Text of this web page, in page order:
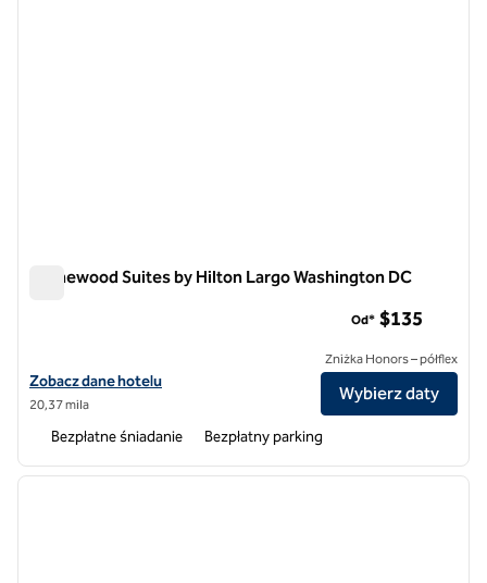
Homewood Suites by Hilton Largo Washington DC
Zobacz szczegóły hotelu Homewood Suites by Hilton Largo
Zobacz dane hotelu
20,37 mila
Od* $135
Zniżka Honors – półflex
Wybierz daty
Bezpłatne śniadanie Bezpłatny parking
1 z 12